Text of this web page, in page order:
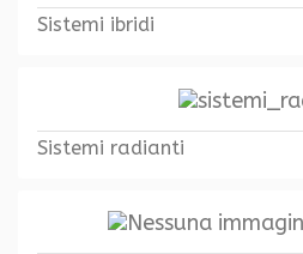
Sistemi ibridi
Sistemi radianti